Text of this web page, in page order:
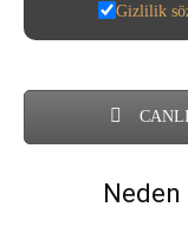
Gizlilik
Neden